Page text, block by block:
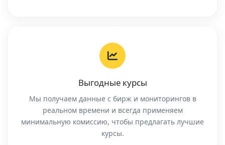
Выгодные курсы
Мы получаем данные с бирж и мониторингов в
реальном времени и всегда применяем
минимальную комиссию, чтобы предлагать лучшие
курсы.